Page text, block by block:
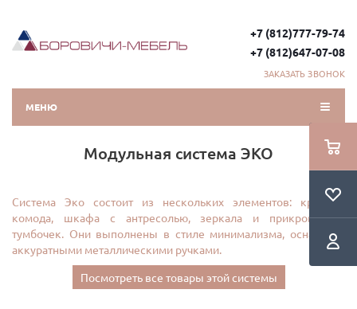
+7 (812)777-79-74
+7 (812)647-07-08
ЗАКАЗАТЬ ЗВОНОК
МЕНЮ
Модульная система ЭКО
Система Эко состоит из нескольких элементов: кровати,
комода, шкафа с антресолью, зеркала и прикроватных
тумбочек. Они выполнены в стиле минимализма, оснащены
аккуратными металлическими ручками.
Посмотреть все товары этой системы